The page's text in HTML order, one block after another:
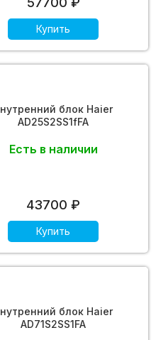
Купить
блок Haier
AD25S2SS1fFA
Есть в наличии
43700 ₽
Купить
блок Haier
AD71S2SS1FA